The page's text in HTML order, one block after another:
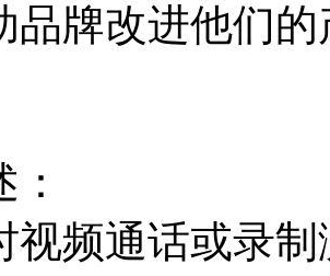
品牌改进他们
视频通话或录